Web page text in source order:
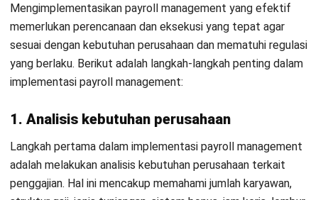
2. Pilih sistem payroll yang tepat
Setelah memahami kebutuhan perusahaan, langkah
selanjutnya adalah memilih sistem atau
outsourcing, atau kombinasi keduanya.
Dalam memilih sistem, perusahaan harus
mempertimbangkan faktor-faktor seperti skala bisnis,
anggaran, kompleksitas penggajian, fitur yang diperlukan